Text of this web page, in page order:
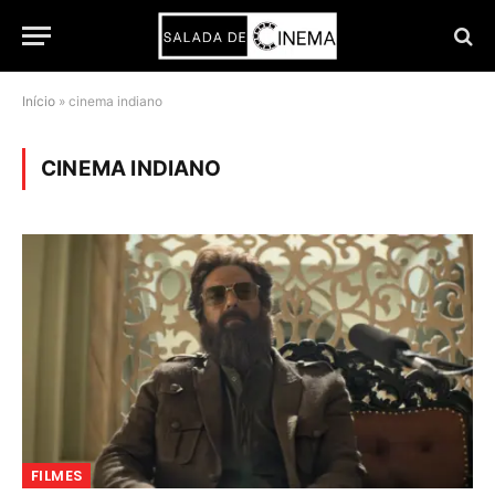
Início » cinema indiano
CINEMA INDIANO
FILMES